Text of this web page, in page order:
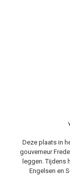
Deze plaats in
gouverneur
leggen. Tijdens
Engelsen en